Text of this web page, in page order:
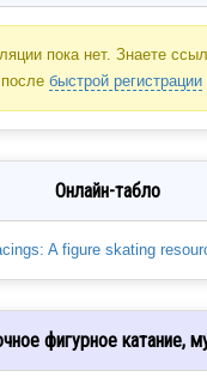
пока нет. Знаете
быстрой регистрации
Онлайн-табло
A figure skating
фигурное катание,